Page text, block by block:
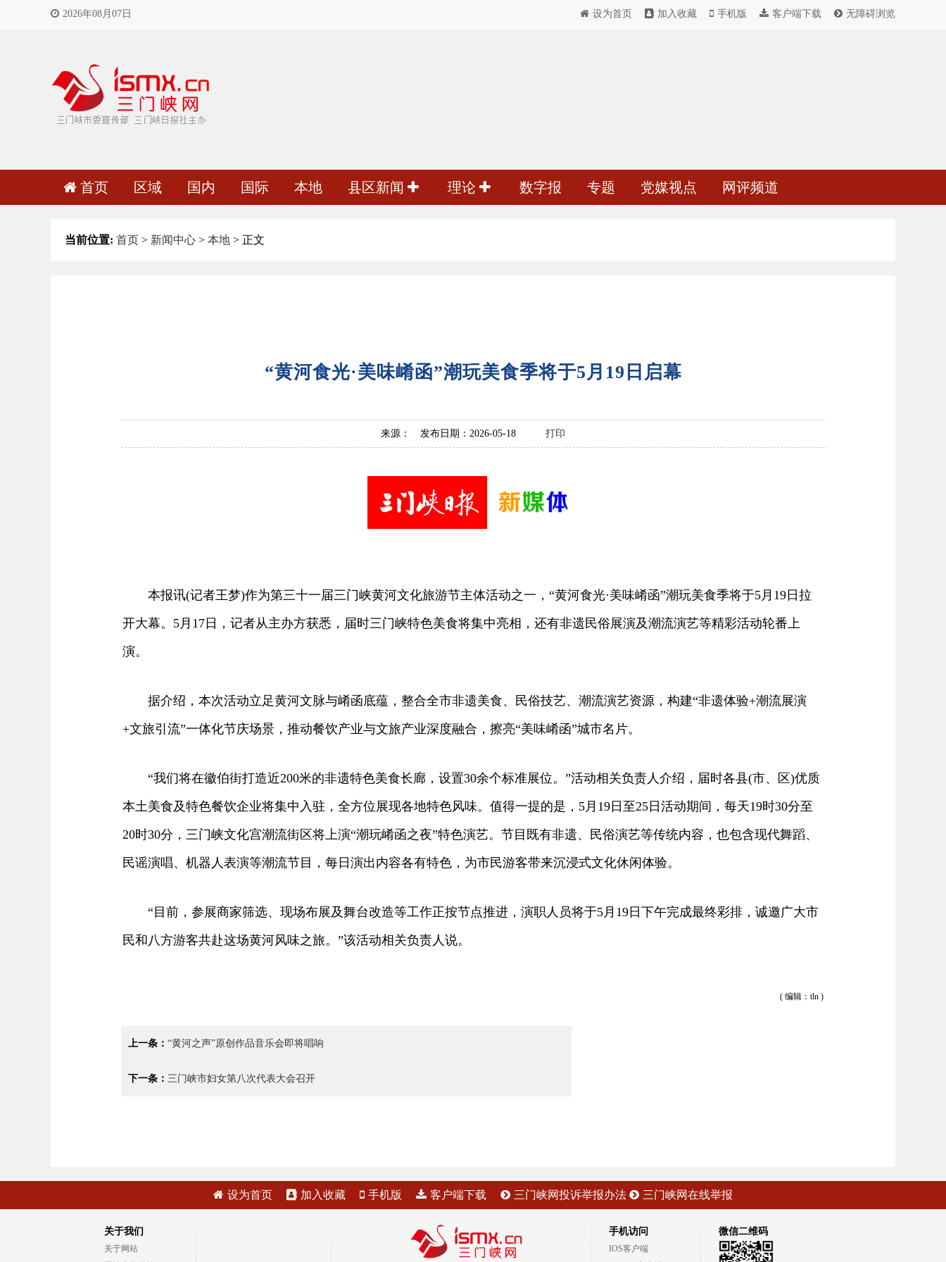
2026年08月07日 设为首页 加入收藏 手机版 客户端下载 无障碍浏览
首页 区域 国内 国际 本地 县区新闻 理论 数字报 专题 党媒视点 网评频道
当前位置: 首页 > 新闻中心 > 本地 > 正文
“黄河食光·美味崤函”潮玩美食季将于5月19日启幕
来源： 发布日期：2026-05-18 打印
本报讯(记者王梦)作为第三十一届三门峡黄河文化旅游节主体活动之一，“黄河食光·美味崤函”潮玩美食季将于5月19日拉
开大幕。5月17日，记者从主办方获悉，届时三门峡特色美食将集中亮相，还有非遗民俗展演及潮流演艺等精彩活动轮番上
演。
据介绍，本次活动立足黄河文脉与崤函底蕴，整合全市非遗美食、民俗技艺、潮流演艺资源，构建“非遗体验+潮流展演
+文旅引流”一体化节庆场景，推动餐饮产业与文旅产业深度融合，擦亮“美味崤函”城市名片。
“我们将在徽伯街打造近200米的非遗特色美食长廊，设置30余个标准展位。”活动相关负责人介绍，届时各县(市、区)优质
本土美食及特色餐饮企业将集中入驻，全方位展现各地特色风味。值得一提的是，5月19日至25日活动期间，每天19时30分至
20时30分，三门峡文化宫潮流街区将上演“潮玩崤函之夜”特色演艺。节目既有非遗、民俗演艺等传统内容，也包含现代舞蹈、
民谣演唱、机器人表演等潮流节目，每日演出内容各有特色，为市民游客带来沉浸式文化休闲体验。
“目前，参展商家筛选、现场布展及舞台改造等工作正按节点推进，演职人员将于5月19日下午完成最终彩排，诚邀广大市
民和八方游客共赴这场黄河风味之旅。”该活动相关负责人说。
( 编辑：tln )
上一条： “黄河之声”原创作品音乐会即将唱响
下一条： 三门峡市妇女第八次代表大会召开
设为首页 加入收藏 手机版 客户端下载 三门峡网投诉举报办法 三门峡网在线举报
关于我们
关于网站
手机访问
IOS客户端
微信二维码